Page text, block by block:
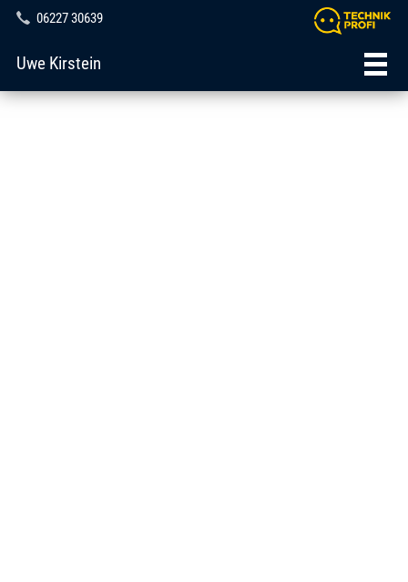
06227 30639
Uwe Kirstein